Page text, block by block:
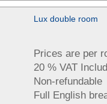
Lux double room
Prices are per
20 % VAT
Non-refundable
Full English